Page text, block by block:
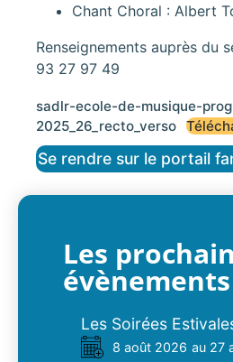
Chant Choral : Albert
Renseignements auprès du
93 27 97 49
sadlr-ecole-de-musique-
2025_26_recto_verso
Se rendre sur le portail
Les
évènements
Les Soirées
8 août 2026 au 27